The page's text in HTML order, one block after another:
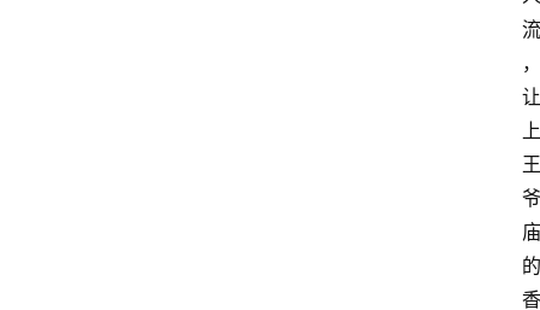
流
，
让
上
王
爷
庙
的
香